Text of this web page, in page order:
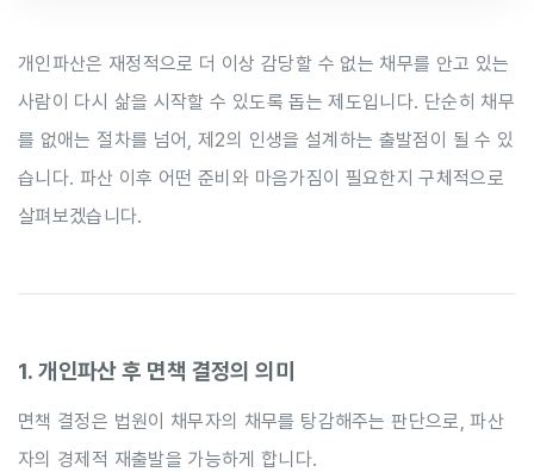
개인파산은 재정적으로 더 이상 감당할 수 없는 채무를 안고 있는
사람이 다시 삶을 시작할 수 있도록 돕는 제도입니다. 단순히 채무
를 없애는 절차를 넘어, 제2의 인생을 설계하는 출발점이 될 수 있
습니다. 파산 이후 어떤 준비와 마음가짐이 필요한지 구체적으로
살펴보겠습니다.
1. 개인파산 후 면책 결정의 의미
면책 결정은 법원이 채무자의 채무를 탕감해주는 판단으로, 파산
자의 경제적 재출발을 가능하게 합니다.